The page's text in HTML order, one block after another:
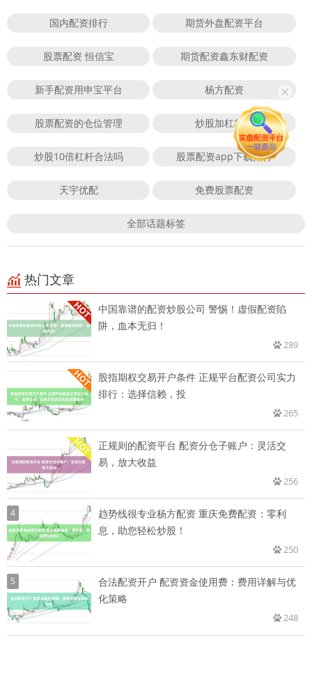
国内配资排行 期货外盘配资平台
股票配资 恒信宝 期货配资鑫东财配资
新手配资用申宝平台 杨方配资
股票配资的仓位管理 炒股加杠杆吗
炒股10倍杠杆合法吗 股票配资app下载排行
天宇优配 免费股票配资
全部话题标签
热门文章
中国靠谱的配资炒股公司 警惕！虚假配资陷
阱，血本无归！
289
股指期权交易开户条件 正规平台配资公司实力
排行：选择信赖，投
265
正规则的配资平台 配资分仓子账户：灵活交
易，放大收益
256
4
趋势线很专业杨方配资 重庆免费配资：零利
息，助您轻松炒股！
250
5
合法配资开户 配资资金使用费：费用详解与优
化策略
248